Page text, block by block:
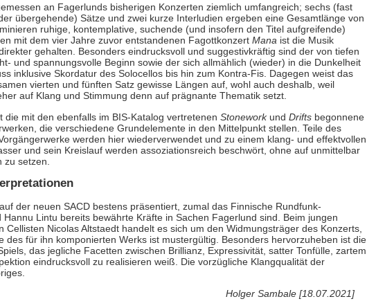
an Fagerlunds bisherigen Konzerten ziemlich umfangreich; sechs (fast
übergehende) Sätze und zwei kurze Interludien ergeben eine Gesamtlänge von
ruhige, kontemplative, suchende (und insofern den Titel aufgreifende)
mit dem vier Jahre zuvor entstandenen Fagottkonzert Manaist die Musik
gehalten. Besonders eindrucksvoll und suggestivkräftig sind der von tiefen
und spannungsvolle Beginn sowie der sich allmählich (wieder) in die Dunkelheit
inklusive Skordatur des Solocellos bis hin zum Kontra-Fis. Dagegen weist das
vierten und fünften Satz gewisse Längen auf, wohl auch deshalb, weil
auf Klang und Stimmung denn auf prägnante Thematik setzt.
mit den ebenfalls im BIS-Katalog vertretenen Stoneworkund Driftsbegonnene
die verschiedene Grundelemente in den Mittelpunkt stellen. Teile des
werden hier wiederverwendet und zu einem klang- und effektvollen
und sein Kreislauf werden assoziationsreich beschwört, ohne auf unmittelbar
setzen.
der neuen SACD bestens präsentiert, zumal das Finnische Rundfunk-
Lintu bereits bewährte Kräfte in Sachen Fagerlund sind. Beim jungen
Cellisten Nicolas Altstaedt handelt es sich um den Widmungsträger des Konzerts,
des für ihn komponierten Werks ist mustergültig. Besonders hervorzuheben ist die
das jegliche Facetten zwischen Brillianz, Expressivität, satter Tonfülle, zartem
eindrucksvoll zu realisieren weiß. Die vorzügliche Klangqualität der
Holger Sambale [18.07.2021]